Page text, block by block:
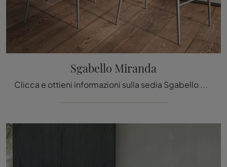
Sgabello Miranda
Clicca e ottieni informazioni sulla sedia Sgabello Miranda di Cattelan Italia in pelle: le più belle Sedie sgabelli design ti aspettano.